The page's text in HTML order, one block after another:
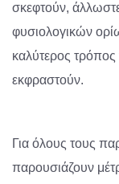
σκεφτούν,
φυσιολογικών
καλύτερος
εκφραστούν.
Για όλους τους
παρουσιάζουν